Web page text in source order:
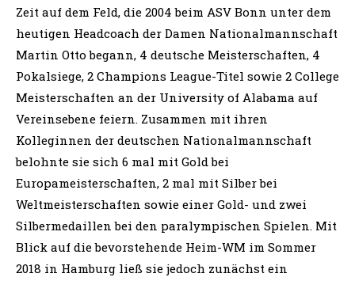
Zeit auf dem Feld, die 2004 beim ASV Bonn unter dem
heutigen Headcoach der Damen Nationalmannschaft
Martin Otto begann, 4 deutsche Meisterschaften, 4
Pokalsiege, 2 Champions League-Titel sowie 2 College
Meisterschaften an der University of Alabama auf
Vereinsebene feiern. Zusammen mit ihren
Kolleginnen der deutschen Nationalmannschaft
belohnte sie sich 6 mal mit Gold bei
Europameisterschaften, 2 mal mit Silber bei
Weltmeisterschaften sowie einer Gold- und zwei
Silbermedaillen bei den paralympischen Spielen. Mit
Blick auf die bevorstehende Heim-WM im Sommer
2018 in Hamburg ließ sie jedoch zunächst ein